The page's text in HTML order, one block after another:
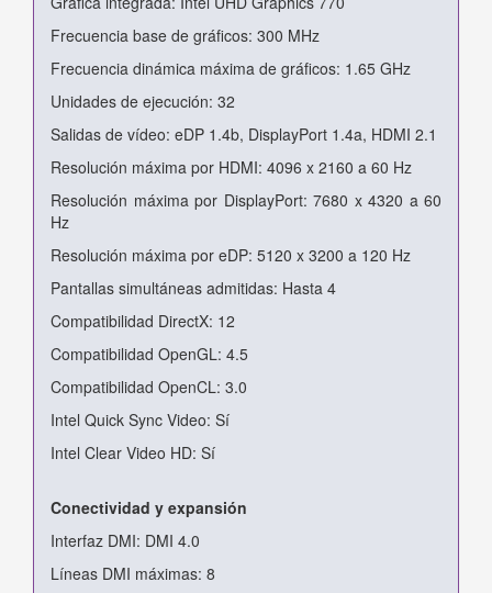
Frecuencia base de gráficos: 300 MHz
Frecuencia dinámica máxima de gráficos: 1.65 GHz
Unidades de ejecución: 32
Salidas de vídeo: eDP 1.4b, DisplayPort 1.4a, HDMI 2.1
Resolución máxima por HDMI: 4096 x 2160 a 60 Hz
Resolución máxima por DisplayPort: 7680 x 4320 a 60
Hz
Resolución máxima por eDP: 5120 x 3200 a 120 Hz
Pantallas simultáneas admitidas: Hasta 4
Compatibilidad DirectX: 12
Compatibilidad OpenGL: 4.5
Compatibilidad OpenCL: 3.0
Intel Quick Sync Video: Sí
Intel Clear Video HD: Sí
Conectividad y expansión
Interfaz DMI: DMI 4.0
Líneas DMI máximas: 8